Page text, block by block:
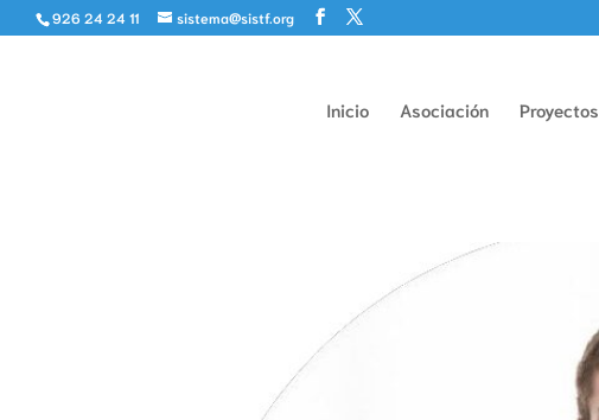
926 24 24 11 sistema@sistf.org
Inicio Asociación Proyectos